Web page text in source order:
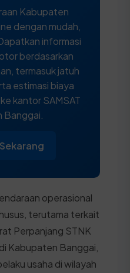
Kabupaten
dengan mudah,
informasi
berdasarkan
termasuk jatuh
estimasi biaya
kantor SAMSAT
operasional
terutama terkait
Perpanjang STNK
Kabupaten Banggai,
usaha di wilayah